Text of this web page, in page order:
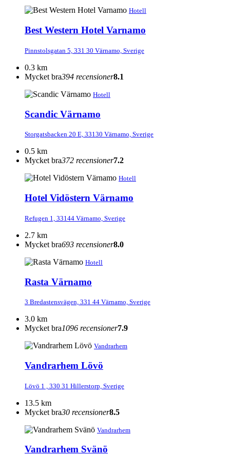
Hotell
Best Western Hotel Varnamo
Pinnstolsgatan 5, 331 30 Värnamo, Sverige
0.3 km
Mycket bra394 recensioner8.1
Hotell
Scandic Värnamo
Storgatsbacken 20 E, 33130 Värnamo, Sverige
0.5 km
Mycket bra372 recensioner7.2
Hotell
Hotel Vidöstern Värnamo
Refugen 1, 33144 Värnamo, Sverige
2.7 km
Mycket bra693 recensioner8.0
Hotell
Rasta Värnamo
3 Bredastensvägen, 331 44 Värnamo, Sverige
3.0 km
Mycket bra1096 recensioner7.9
Vandrarhem
Vandrarhem Lövö
Lövö 1 , 330 31 Hillerstorp, Sverige
13.5 km
Mycket bra30 recensioner8.5
Vandrarhem
Vandrarhem Svänö